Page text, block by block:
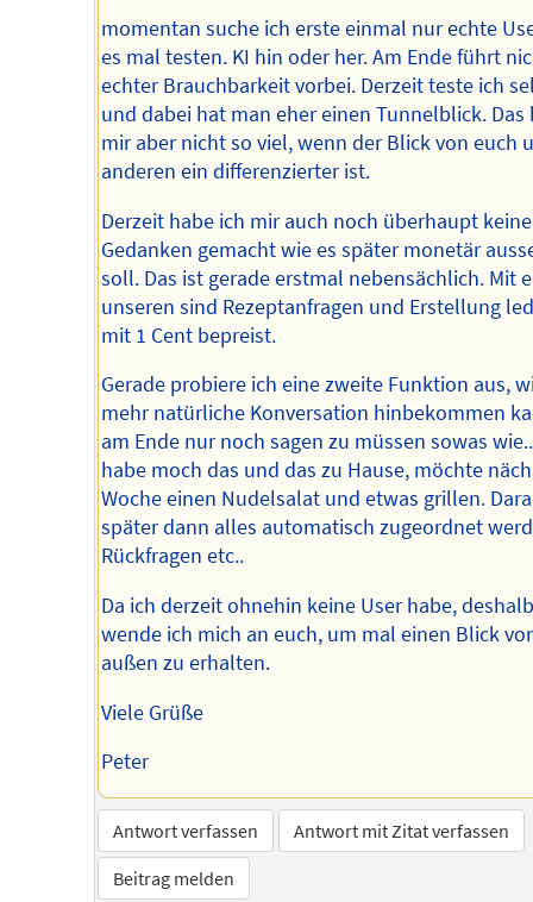
Autors
momentan suche ich erste einmal nur echte
es mal testen. KI hin oder her. Am Ende führt
echter Brauchbarkeit vorbei. Derzeit teste ich
und dabei hat man eher einen Tunnelblick. Das
mir aber nicht so viel, wenn der Blick von euch
anderen ein differenzierter ist.
Derzeit habe ich mir auch noch überhaupt keine
Gedanken gemacht wie es später monetär
soll. Das ist gerade erstmal nebensächlich. Mit
unseren sind Rezeptanfragen und Erstellung
mit 1 Cent bepreist.
Gerade probiere ich eine zweite Funktion aus,
mehr natürliche Konversation hinbekommen
am Ende nur noch sagen zu müssen sowas
habe moch das und das zu Hause, möchte
Woche einen Nudelsalat und etwas grillen.
später dann alles automatisch zugeordnet
Rückfragen etc..
Da ich derzeit ohnehin keine User habe, deshalb
wende ich mich an euch, um mal einen Blick
außen zu erhalten.
Viele Grüße
Peter
Antwort verfassen
Antwort mit Zitat verfassen
Beitrag melden